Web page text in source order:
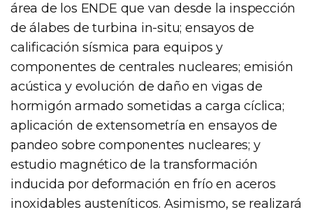
área de los ENDE que van desde la inspección
de álabes de turbina in-situ; ensayos de
calificación sísmica para equipos y
componentes de centrales nucleares; emisión
acústica y evolución de daño en vigas de
hormigón armado sometidas a carga cíclica;
aplicación de extensometría en ensayos de
pandeo sobre componentes nucleares; y
estudio magnético de la transformación
inducida por deformación en frío en aceros
inoxidables austeníticos. Asimismo, se realizará